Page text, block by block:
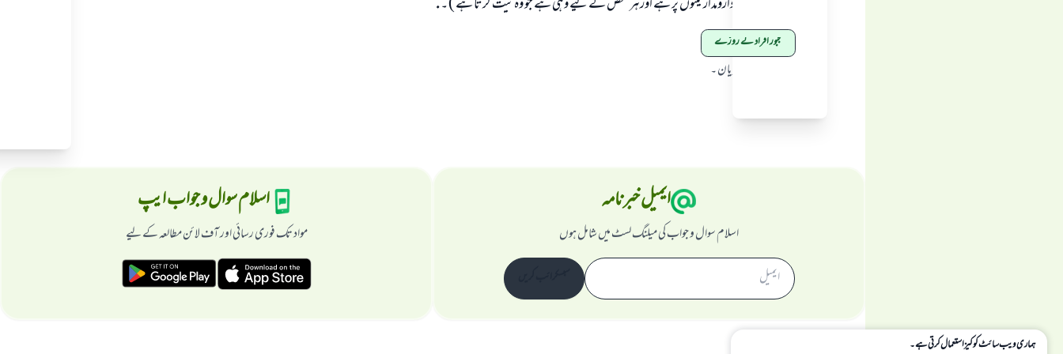
( یقینا اعمال کا دارومدار نیتوں پر ہے اورہر شخص کے لیے وہی ہے جو وہ نیت کرتا ہے ) ۔ .
مجبور افراد کے روزے
الشیخ ولید الفریان ۔
ایمیل خبرنامہ
اسلام سوال و جواب کی میلنگ لسٹ میں شامل ہوں
اسلام سوال و جواب ایپ
مواد تک فوری رسائی اور آف لائن مطالعہ کے لیے
ہماری ویب سائٹ کوکیز استعمال کرتی ہے۔